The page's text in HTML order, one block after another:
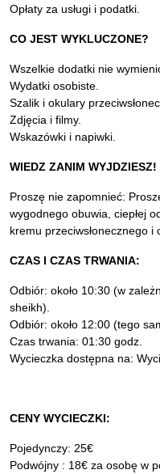
Opłaty za usługi i podatki.
CO JEST WYKLUCZONE?
Wszelkie dodatki nie
Wydatki osobiste.
Szalik i okulary
Zdjęcia i filmy.
Wskazówki i napiwki.
WIEDZ ZANIM WYJDZIESZ!
Proszę nie zapomnieć:
wygodnego obuwia, ciepłej
kremu przeciwsłonecznego i
CZAS I CZAS TRWANIA:
Odbiór: około 10:30 (w
sheikh).
Odbiór: około 12:00 (tego
Czas trwania: 01:30 godz.
Wycieczka dostępna na:
CENY WYCIECZKI:
Pojedynczy: 25€
Podwójny : 18€ za osobę w